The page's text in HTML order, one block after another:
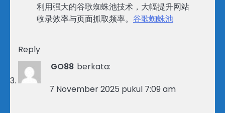
利用强大的谷歌蜘蛛池技术，大幅提升网站
收录效率与页面抓取频率。 谷歌蜘蛛池
Reply
GO88 berkata:
7 November 2025 pukul 7:09 am